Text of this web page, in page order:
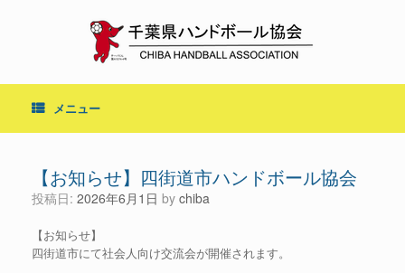
メニュー
【お知らせ】四街道市ハンドボール協会
投稿日: 2026年6月1日 by chiba
【お知らせ】
四街道市にて社会人向け交流会が開催されます。